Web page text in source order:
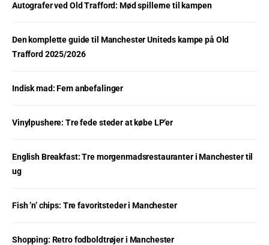
Autografer ved Old Trafford: Mød spillerne til kampen
Den komplette guide til Manchester Uniteds kampe på Old
Trafford 2025/2026
Indisk mad: Fem anbefalinger
Vinylpushere: Tre fede steder at købe LP’er
English Breakfast: Tre morgenmadsrestauranter i Manchester til
ug
Fish ’n’ chips: Tre favoritsteder i Manchester
Shopping: Retro fodboldtrøjer i Manchester